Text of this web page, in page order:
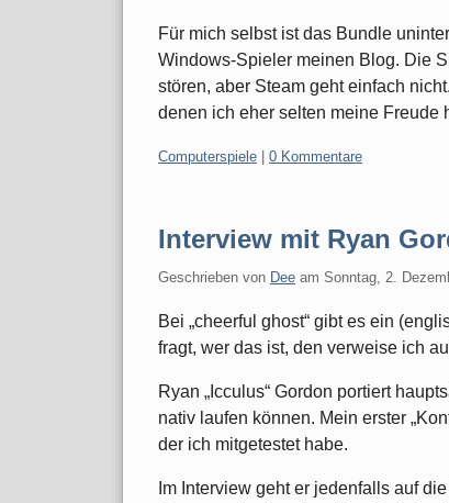
Für mich selbst ist das Bundle
Windows-Spieler meinen Blog. Die
stören, aber Steam geht einfach
denen ich eher selten meine Freude
Kategorien:
Computerspiele | 0 Kommentare
Interview mit Ryan
Geschrieben von Dee am Sonntag, 2.
Bei „cheerful ghost“ gibt es ein
fragt, wer das ist, den verweise ich
Ryan „Icculus“ Gordon portiert
nativ laufen können. Mein erster
der ich mitgetestet habe.
Im Interview geht er jedenfalls auf